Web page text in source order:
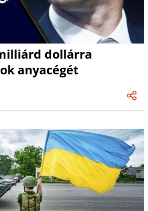
dollárra
anyacégét